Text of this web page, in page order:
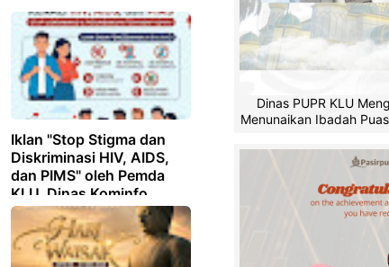
Iklan "Stop Stigma dan
Diskriminasi HIV, AIDS,
dan PIMS" oleh Pemda
KLU, Dinas Kominfo
Lombok Utara | Daily
Lombok
Dinas PUPR KLU
Menunaikan Ibadah